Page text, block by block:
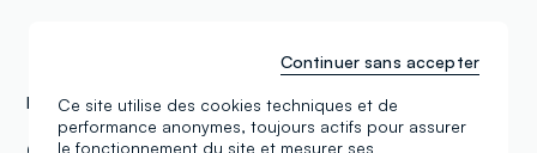
Les Magasins OVS Germany
Ce site utilise des cookies techniques et de
performance anonymes, toujours actifs pour assurer
le fonctionnement du site et mesurer ses
Continuer sans accepter